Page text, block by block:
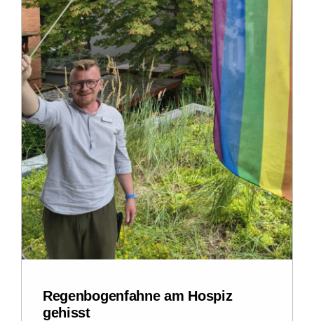
Regenbogenfahne am Hospiz
gehisst